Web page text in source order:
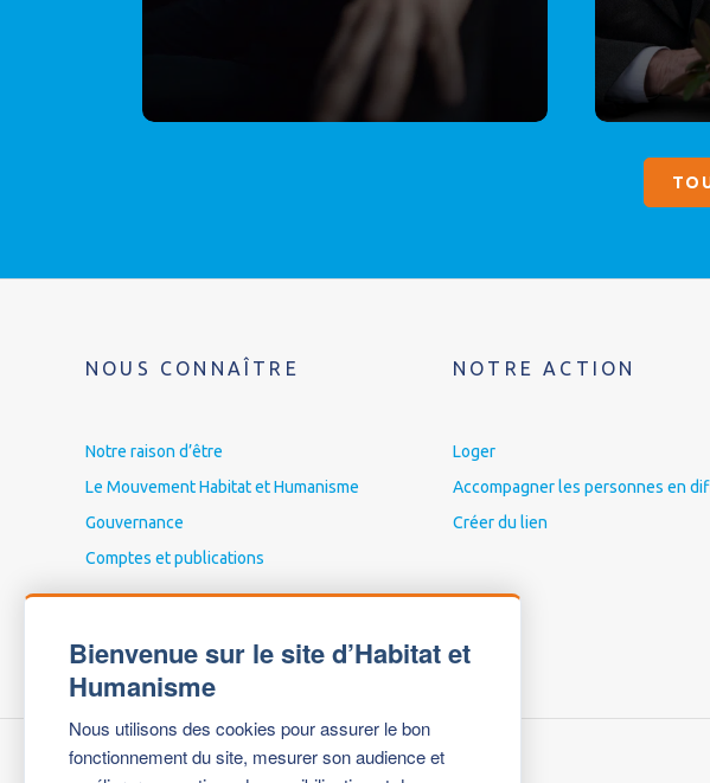
Bienvenue sur le site d’Habitat et
Humanisme
Nous utilisons des cookies pour assurer le bon
fonctionnement du site, mesurer son audience et
NOUS CONNAÎTRE
Notre raison d’être
Le Mouvement Habitat et Humanisme
Gouvernance
Comptes et publications
NOTRE ACTION
Loger
Accompagner les personnes en
Créer du lien